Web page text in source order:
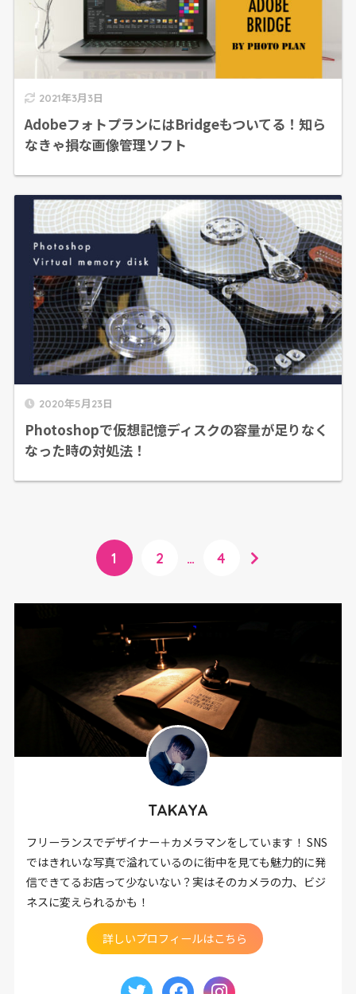
2021年3月3日
AdobeフォトプランにはBridgeもついてる！知ら
なきゃ損な画像管理ソフト
2020年5月23日
Photoshopで仮想記憶ディスクの容量が足りなく
なった時の対処法！
1 2 … 4
TAKAYA
フリーランスでデザイナー＋カメラマンをしています！ SNS
ではきれいな写真で溢れているのに街中を見ても魅力的に発
信できてるお店って少ないない？実はそのカメラの力、ビジ
ネスに変えられるかも！
詳しいプロフィールはこちら